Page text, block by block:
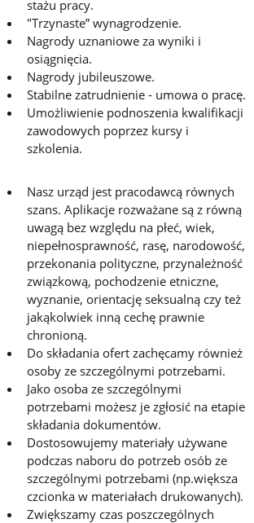
stażu pracy.
"Trzynaste” wynagrodzenie.
Nagrody uznaniowe za wyniki i
osiągnięcia.
Nagrody jubileuszowe.
Stabilne zatrudnienie - umowa o pracę.
Umożliwienie podnoszenia kwalifikacji
zawodowych poprzez kursy i
szkolenia.
Nasz urząd jest pracodawcą równych
szans. Aplikacje rozważane są z równą
uwagą bez względu na płeć, wiek,
niepełnosprawność, rasę, narodowość,
przekonania polityczne, przynależność
związkową, pochodzenie etniczne,
wyznanie, orientację seksualną czy też
jakąkolwiek inną cechę prawnie
chronioną.
Do składania ofert zachęcamy również
osoby ze szczególnymi potrzebami.
Jako osoba ze szczególnymi
potrzebami możesz je zgłosić na etapie
składania dokumentów.
Dostosowujemy materiały używane
podczas naboru do potrzeb osób ze
szczególnymi potrzebami (np.większa
czcionka w materiałach drukowanych).
Zwiększamy czas poszczególnych